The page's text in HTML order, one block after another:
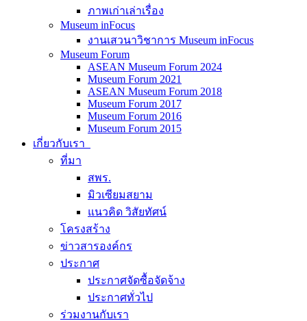
ภาพเก่าเล่าเรื่อง
Museum inFocus
งานเสวนาวิชาการ Museum inFocus
Museum Forum
ASEAN Museum Forum 2024
Museum Forum 2021
ASEAN Museum Forum 2018
Museum Forum 2017
Museum Forum 2016
Museum Forum 2015
เกี่ยวกับเรา
ที่มา
สพร.
มิวเซียมสยาม
แนวคิด วิสัยทัศน์
โครงสร้าง
ข่าวสารองค์กร
ประกาศ
ประกาศจัดซื้อจัดจ้าง
ประกาศทั่วไป
ร่วมงานกับเรา